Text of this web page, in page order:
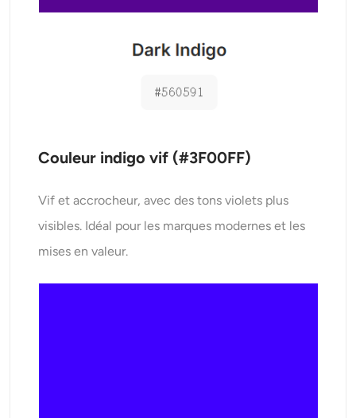
Couleur indigo vif (#3F00FF)
Vif et accrocheur, avec des tons violets plus
visibles. Idéal pour les marques modernes et les
mises en valeur.